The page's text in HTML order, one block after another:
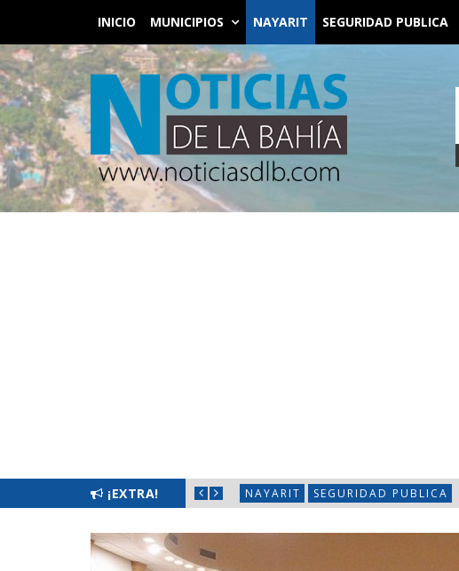
INICIO MUNICIPIOS NAYARIT SEGURIDAD PUBLICA
¡EXTRA!
EN BAHÍA DE BANDERAS NAYARIT SEGURIDAD PUBLICA